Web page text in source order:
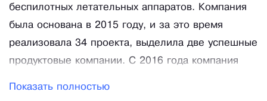
беспилотных летательных аппаратов. Компания
была основана в 2015 году, и за это время
реализовала 34 проекта, выделила две успешные
продуктовые компании. С 2016 года компания
Показать полностью